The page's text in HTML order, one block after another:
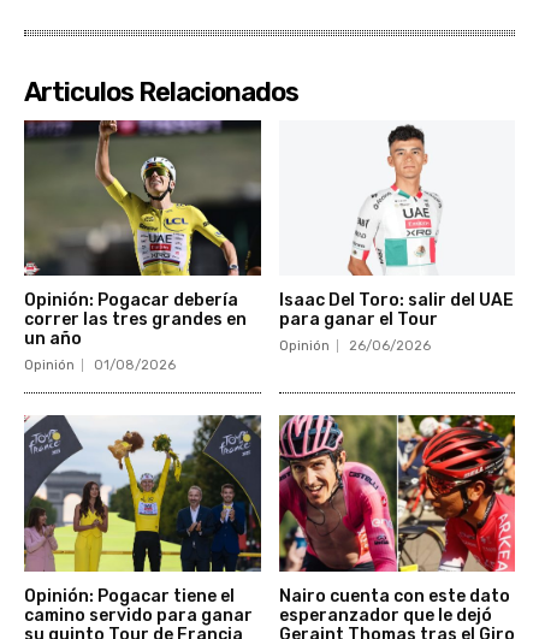
Articulos Relacionados
Opinión: Pogacar debería
correr las tres grandes en
un año
Opinión 01/08/2026
Isaac Del Toro: salir del UAE
para ganar el Tour
Opinión 26/06/2026
Opinión: Pogacar tiene el
camino servido para ganar
Nairo cuenta con este dato
esperanzador que le dejó